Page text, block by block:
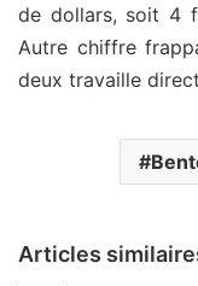
de dollars, soit 4
Autre chiffre
deux travaille
Articles